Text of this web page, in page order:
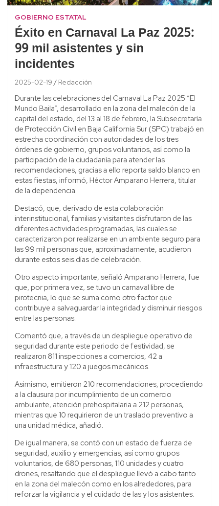
GOBIERNO ESTATAL
Éxito en Carnaval La Paz 2025:
99 mil asistentes y sin
incidentes
2025-02-19 Redacción
Durante las celebraciones del Carnaval La Paz 2025 “El
Mundo Baila”, desarrollado en la zona del malecón de la
capital del estado, del 13 al 18 de febrero, la Subsecretaría
de Protección Civil en Baja California Sur (SPC) trabajó en
estrecha coordinación con autoridades de los tres
órdenes de gobierno, grupos voluntarios, así como la
participación de la ciudadanía para atender las
recomendaciones, gracias a ello reporta saldo blanco en
estas fiestas, informó, Héctor Amparano Herrera, titular
de la dependencia.
Destacó, que, derivado de esta colaboración
interinstitucional, familias y visitantes disfrutaron de las
diferentes actividades programadas, las cuales se
caracterizaron por realizarse en un ambiente seguro para
las 99 mil personas que, aproximadamente, acudieron
durante estos seis días de celebración.
Otro aspecto importante, señaló Amparano Herrera, fue
que, por primera vez, se tuvo un carnaval libre de
pirotecnia, lo que se suma como otro factor que
contribuye a salvaguardar la integridad y disminuir riesgos
entre las personas.
Comentó que, a través de un despliegue operativo de
seguridad durante este periodo de festividad, se
realizaron 811 inspecciones a comercios, 42 a
infraestructura y 120 a juegos mecánicos.
Asimismo, emitieron 210 recomendaciones, procediendo
a la clausura por incumplimiento de un comercio
ambulante, atención prehospitalaria a 212 personas,
mientras que 10 requirieron de un traslado preventivo a
una unidad médica, añadió.
De igual manera, se contó con un estado de fuerza de
seguridad, auxilio y emergencias, así como grupos
voluntarios, de 680 personas, 110 unidades y cuatro
drones, resaltando que el despliegue llevó a cabo tanto
en la zona del malecón como en los alrededores, para
reforzar la vigilancia y el cuidado de las y los asistentes.